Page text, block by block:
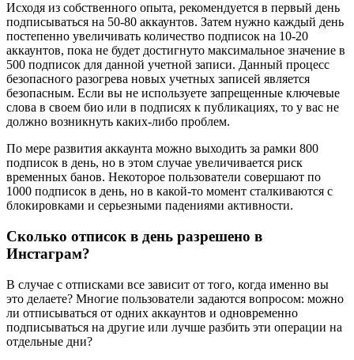
Исходя из собственного опыта, рекомендуется в первый день
подписываться на 50-80 аккаунтов. Затем нужно каждый день
постепенно увеличивать количество подписок на 10-20
аккаунтов, пока не будет достигнуто максимальное значение в
500 подписок для данной учетной записи. Данный процесс
безопасного разогрева новых учетных записей является
безопасным. Если вы не используете запрещенные ключевые
слова в своем био или в подписях к публикациях, то у вас не
должно возникнуть каких-либо проблем.
По мере развития аккаунта можно выходить за рамки 800
подписок в день, но в этом случае увеличивается риск
временных банов. Некоторое пользователи совершают по
1000 подписок в день, но в какой-то момент сталкиваются с
блокировками и серьезными падениями активности.
Сколько отписок в день разрешено в
Инстаграм?
В случае с отписками все зависит от того, когда именно вы
это делаете? Многие пользователи задаются вопросом: можно
ли отписываться от одних аккаунтов и одновременно
подписываться на другие или лучше разбить эти операции на
отдельные дни?